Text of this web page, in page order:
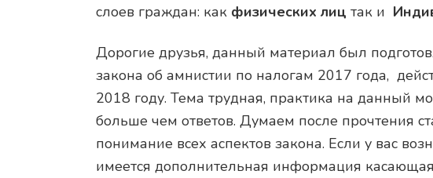
слоев граждан: как физических лиц так и
Дорогие друзья, данный материал был
закона об амнистии по налогам 2017 года,
2018 году. Тема трудная, практика на данный
больше чем ответов. Думаем после прочтения
понимание всех аспектов закона. Если у вас
имеется дополнительная информация